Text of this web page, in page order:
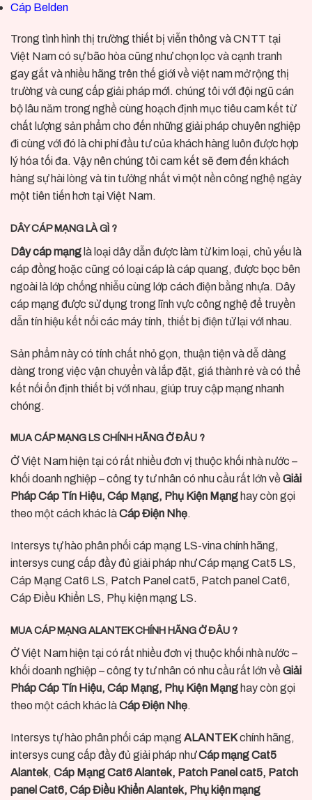
Cáp Belden
Trong tình hình thị trường thiết bị viễn thông và CNTT tại
Việt Nam có sự bão hòa cũng như chọn lọc và cạnh tranh
gay gắt và nhiều hãng trên thế giới về việt nam mở rộng thị
trường và cung cấp giải pháp mới. chúng tôi với đội ngũ cán
bộ lâu năm trong nghề cùng hoạch định mục tiêu cam kết từ
chất lượng sản phẩm cho đến những giải pháp chuyên nghiệp
đi cùng với đó là chi phí đầu tư của khách hàng luôn được hợp
lý hóa tối đa. Vậy nên chúng tôi cam kết sẽ đem đến khách
hàng sự hài lòng và tin tưởng nhất vì một nền công nghệ ngày
một tiên tiến hơn tại Việt Nam.
DÂY CÁP MẠNG LÀ GÌ ?
Dây cáp mạng là loại dây dẫn được làm từ kim loại, chủ yếu là
cáp đồng hoặc cũng có loại cáp là cáp quang, được bọc bên
ngoài là lớp chống nhiễu cùng lớp cách điện bằng nhựa. Dây
cáp mạng được sử dụng trong lĩnh vực công nghệ để truyền
dẫn tín hiệu kết nối các máy tính, thiết bị điện tử lại với nhau.
Sản phẩm này có tính chất nhỏ gọn, thuận tiện và dễ dàng
dàng trong việc vận chuyển và lắp đặt, giá thành rẻ và có thể
kết nối ổn định thiết bị với nhau, giúp truy cập mạng nhanh
chóng.
MUA CÁP MẠNG LS CHÍNH HÃNG Ở ĐÂU ?
Ở Việt Nam hiện tại có rất nhiều đơn vị thuộc khối nhà nước –
khối doanh nghiệp – công ty tư nhân có nhu cầu rất lớn vềGiải
Pháp Cáp Tín Hiệu, Cáp Mạng, Phụ Kiện Mạng hay còn gọi
theo một cách khác làCáp Điện Nhẹ.
Intersys tự hào phân phối cáp mạng LS-vina chính hãng,
intersys cung cấp đầy đủ giải pháp như Cáp mạng Cat5 LS,
Cáp Mạng Cat6 LS, Patch Panel cat5, Patch panel Cat6,
Cáp Điều Khiển LS, Phụ kiện mạng LS.
MUA CÁP MẠNG ALANTEK CHÍNH HÃNG Ở ĐÂU ?
Ở Việt Nam hiện tại có rất nhiều đơn vị thuộc khối nhà nước –
khối doanh nghiệp – công ty tư nhân có nhu cầu rất lớn vềGiải
Pháp Cáp Tín Hiệu, Cáp Mạng, Phụ Kiện Mạng hay còn gọi
theo một cách khác làCáp Điện Nhẹ.
Intersys tự hào phân phối cáp mạng ALANTEKchính hãng,
intersys cung cấp đầy đủ giải pháp nhưCáp mạng Cat5
Alantek, Cáp Mạng Cat6 Alantek, Patch Panel cat5, Patch
panel Cat6, Cáp Điều Khiển Alantek, Phụ kiện mạng